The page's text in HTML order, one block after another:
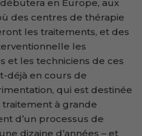
en Europe, aux
des centres de thérapie
les traitements, et des
les
et les techniciens de ces
déjà en cours de
qui est destinée
traitement à grande
d’un processus de
dizaine d’années – et